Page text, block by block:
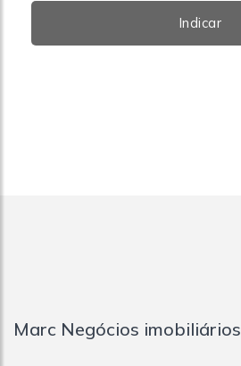
Indicar
Marc Negócios imobiliários